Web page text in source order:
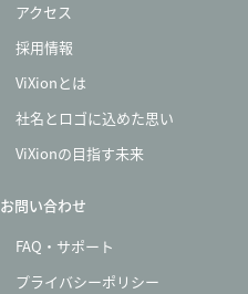
アクセス
採用情報
ViXionとは
社名とロゴに込めた思い
ViXionの目指す未来
お問い合わせ
FAQ・サポート
プライバシーポリシー